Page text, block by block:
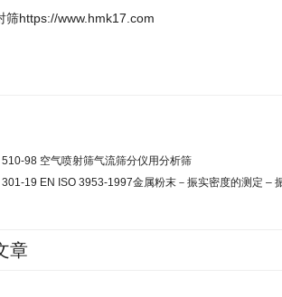
筛https://www.hmk17.com
510-98 空气喷射筛气流筛分仪用分析筛
301-19 EN ISO 3953-1997金属粉末－振实密度的测定 –
章